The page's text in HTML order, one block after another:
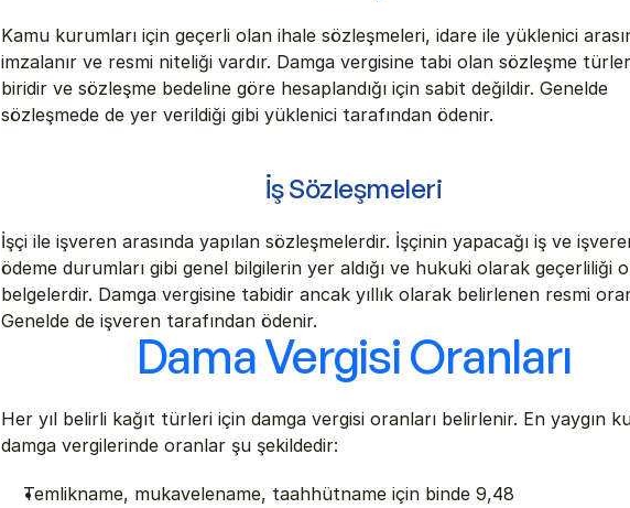
Kamu kurumları için geçerli olan ihale sözleşmeleri, idare ile yüklenici
imzalanır ve resmi niteliği vardır. Damga vergisine tabi olan sözleşme
biridir ve sözleşme bedeline göre hesaplandığı için sabit değildir. Genelde
sözleşmede de yer verildiği gibi yüklenici tarafından ödenir.
İş Sözleşmeleri
İşçi ile işveren arasında yapılan sözleşmelerdir. İşçinin yapacağı iş ve
ödeme durumları gibi genel bilgilerin yer aldığı ve hukuki olarak geçerliliği
belgelerdir. Damga vergisine tabidir ancak yıllık olarak belirlenen resmi oran
Genelde de işveren tarafından ödenir.
Dama Vergisi Oranları
Her yıl belirli kağıt türleri için damga vergisi oranları belirlenir. En yaygın
damga vergilerinde oranlar şu şekildedir:
Temlikname, mukavelename, taahhütname için binde 9,48